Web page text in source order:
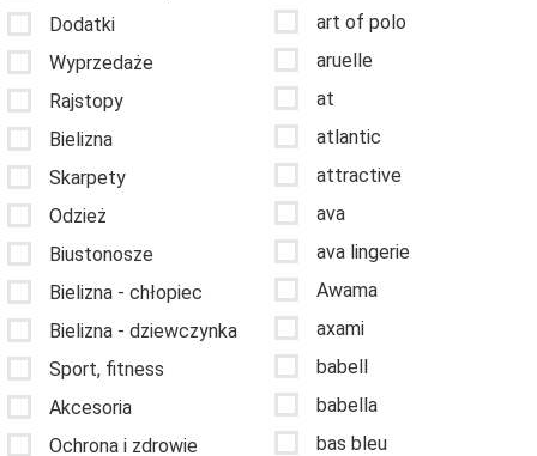
Dodatki
Wyprzedaże
Rajstopy
Bielizna
Skarpety
Odzież
Biustonosze
Bielizna - chłopiec
Bielizna - dziewczynka
Sport, fitness
Akcesoria
Ochrona i zdrowie
art of polo
aruelle
at
atlantic
attractive
ava
ava lingerie
Awama
axami
babell
babella
bas bleu